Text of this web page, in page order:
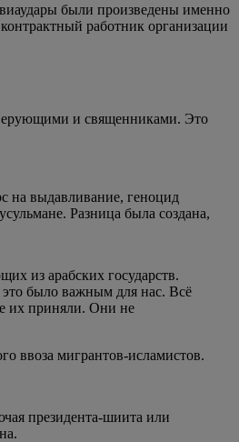
были произведены именно
работник организации
и священниками. Это
на выдавливание, геноцид
Разница была создана,
из арабских государств.
это было важным для нас. Всё
их приняли. Они не
ввоза мигрантов-исламистов.
президента-шиита или